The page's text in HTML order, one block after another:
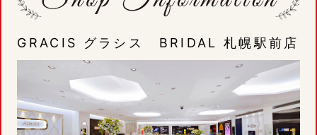
GRACIS グラシス BRIDAL 札幌駅前店